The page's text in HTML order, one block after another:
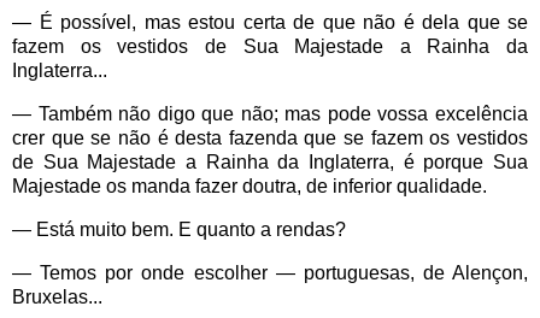
— É possível, mas estou certa de que não é dela que se
fazem os vestidos de Sua Majestade a Rainha da
Inglaterra...
— Também não digo que não; mas pode vossa excelência
crer que se não é desta fazenda que se fazem os vestidos
de Sua Majestade a Rainha da Inglaterra, é porque Sua
Majestade os manda fazer doutra, de inferior qualidade.
— Está muito bem. E quanto a rendas?
— Temos por onde escolher — portuguesas, de Alençon,
Bruxelas...